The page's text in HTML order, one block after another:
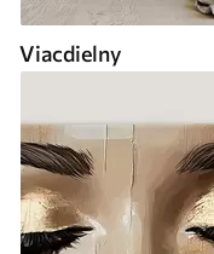
Viacdielny